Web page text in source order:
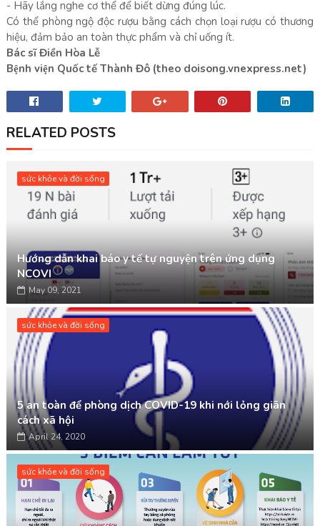
- Hãy lắng nghe cơ thể để biết dừng đúng lúc.
Có thể phòng ngộ độc rượu bằng cách chọn loại rượu có thương
hiệu, đảm bảo an toàn thực phẩm và chỉ uống ít.
Bác sĩ Điền Hòa Lễ
Bệnh viện Quốc tế Thành Đô (theo doisong.vnexpress.net)
RELATED POSTS
sức khỏe và đời sống
Hướng dẫn khai báo y tế tự nguyện trên ứng dụng
NCOVI
May 09, 2021
sức khỏe và đời sống
5 an toàn để phòng dịch COVID-19 khi nới lỏng giãn
cách xã hội
April 24, 2020
sức khỏe và đời sống